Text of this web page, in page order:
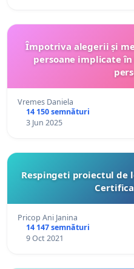
Împotriva alegerii și
persoane implicate în lipsirea de viață a unei
Vremes Daniela
14 150 semnături
3 Jun 2025
Respingeti proiectul de lege
Pricop Ani Janina
14 147 semnături
9 Oct 2021